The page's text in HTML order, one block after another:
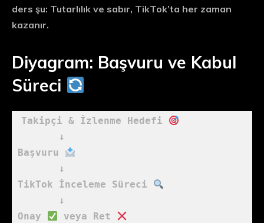
ders şu: Tutarlılık ve sabır, TikTok’ta her zaman
kazanır.
Diyagram: Başvuru ve Kabul
Süreci
Takipçi & İzlenme Hedefi
       ↓
Başvuru
       ↓
TikTok İnceleme Süreci
       ↓
Onay
veya Ret